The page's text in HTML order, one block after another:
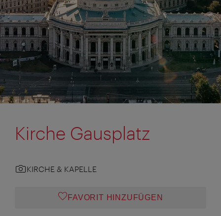
Kirche Gausplatz
KIRCHE & KAPELLE
FAVORIT HINZUFÜGEN